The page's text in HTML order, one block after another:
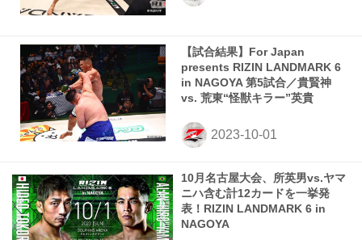
【試合結果】For Japan
presents RIZIN LANDMARK 6
in NAGOYA 第5試合／貴賢神
vs. 荒東“怪獣キラー”英貴
10月名古屋大会、所英男vs.ヤマ
ニハ含む計12カードを一挙発
表！RIZIN LANDMARK 6 in
NAGOYA